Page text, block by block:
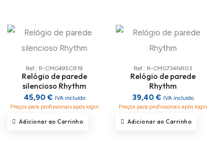
Ref.: R-CMG495CR19
Relógio de parede
silencioso Rhythm
45,90 € IVA incluído
Preços para profissionais após login
Adicionar ao Carrinho
Ref.: R-CMG734NR03
Relógio de parede
Rhythm
39,40 € IVA incluído
Preços para profissionais após login
Adicionar ao Carrinho